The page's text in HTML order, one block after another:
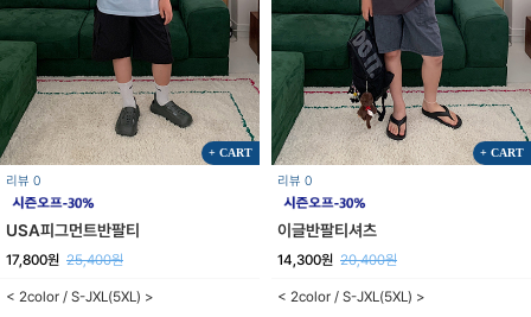
+ CART
리뷰 0
USA피그먼트반팔티
17,800원 25,400원
< 2color / S-JXL(5XL) >
+ CART
리뷰 0
이글반팔티셔츠
14,300원 20,400원
< 2color / S-JXL(5XL) >